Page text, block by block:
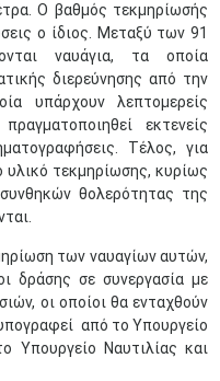
Ο βαθμός τεκμηρίωσής
ο ίδιος. Μεταξύ των 91
ναυάγια, τα οποία
διερεύνησης από την
υπάρχουν λεπτομερείς
εκτενείς
Τέλος, για
υλικό τεκμηρίωσης, κυρίως
θολερότητας της
των ναυαγίων αυτών,
δράσης σε συνεργασία με
οι οποίοι θα ενταχθούν
από το Υπουργείο
Υπουργείο Ναυτιλίας και